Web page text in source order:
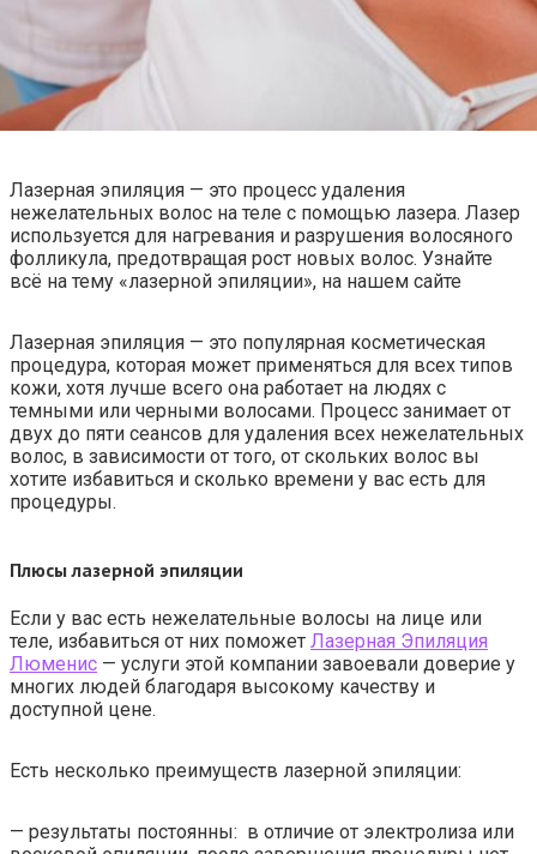
Лазерная эпиляция — это процесс удаления
нежелательных волос на теле с помощью лазера. Лазер
используется для нагревания и разрушения волосяного
фолликула, предотвращая рост новых волос. Узнайте
всё на тему «лазерной эпиляции», на нашем сайте
Лазерная эпиляция — это популярная косметическая
процедура, которая может применяться для всех типов
кожи, хотя лучше всего она работает на людях с
темными или черными волосами. Процесс занимает от
двух до пяти сеансов для удаления всех нежелательных
волос, в зависимости от того, от скольких волос вы
хотите избавиться и сколько времени у вас есть для
процедуры.
Плюсы лазерной эпиляции
Если у вас есть нежелательные волосы на лице или
теле, избавиться от них поможет Лазерная Эпиляция
Люменис — услуги этой компании завоевали доверие у
многих людей благодаря высокому качеству и
доступной цене.
Есть несколько преимуществ лазерной эпиляции:
— результаты постоянны: в отличие от электролиза или